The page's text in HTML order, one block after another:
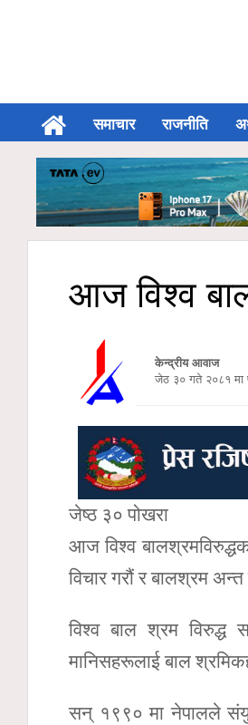
समाचार राजनीति
आज विश्व
केन्द्रीय आवाज
जेठ ३० गते २०८१ मा
जेष्ठ ३० पोखरा
आज विश्व
विचार गरौं र बालश्रम
विश्व बाल श्रम विरुद्ध
मानिसहरूलाई बाल
सन् १९९० मा नेपालले